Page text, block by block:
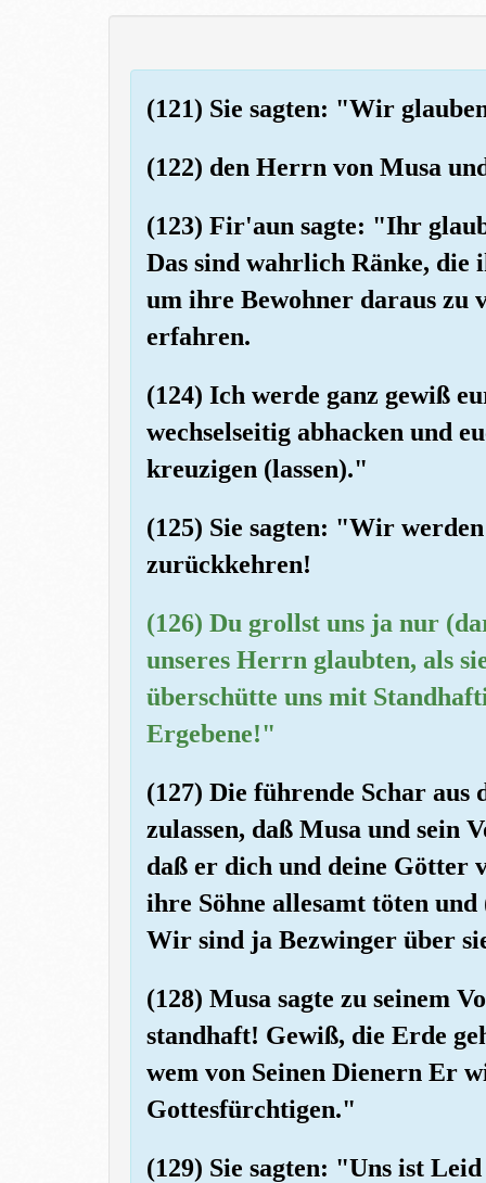
(121) Sie sagten: "Wir
(122) den Herrn von Musa
(123) Fir'aun sagte: "Ihr
Das sind wahrlich Ränke, die
um ihre Bewohner daraus zu
erfahren.
(124) Ich werde ganz gewiß
wechselseitig abhacken und
kreuzigen (lassen)."
(125) Sie sagten: "Wir
zurückkehren!
(126) Du grollst uns ja nur
unseres Herrn glaubten, als
überschütte uns mit
Ergebene!"
(127) Die führende Schar
zulassen, daß Musa und sein
daß er dich und deine
ihre Söhne allesamt töten
Wir sind ja Bezwinger über
(128) Musa sagte zu seinem
standhaft! Gewiß, die Erde
wem von Seinen Dienern Er
Gottesfürchtigen."
(129) Sie sagten: "Uns ist